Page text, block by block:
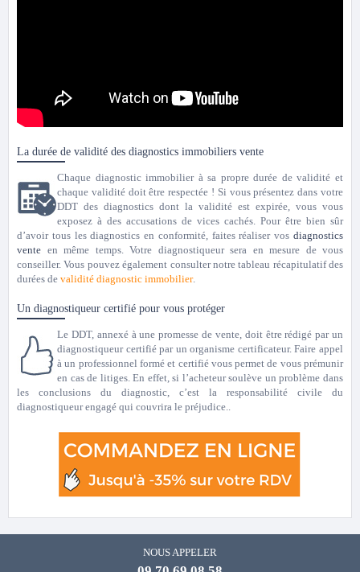
La durée de validité des diagnostics immobiliers vente
Chaque diagnostic immobilier à sa propre durée de validité et
chaque validité doit être respectée ! Si vous présentez dans votre
DDT des diagnostics dont la validité est expirée, vous vous
exposez à des accusations de vices cachés. Pour être bien sûr
d’avoir tous les diagnostics en conformité, faites réaliser vos diagnostics
vente en même temps. Votre diagnostiqueur sera en mesure de vous
conseiller. Vous pouvez également consulter notre tableau récapitulatif des
durées de validité diagnostic immobilier.
Un diagnostiqueur certifié pour vous protéger
Le DDT, annexé à une promesse de vente, doit être rédigé par un
diagnostiqueur certifié par un organisme certificateur. Faire appel
à un professionnel formé et certifié vous permet de vous prémunir
en cas de litiges. En effet, si l’acheteur soulève un problème dans
les conclusions du diagnostic, c’est la responsabilité civile du
diagnostiqueur engagé qui couvrira le préjudice..
NOUS APPELER